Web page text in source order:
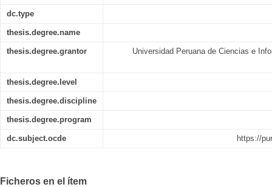
dc.type
thesis.degree.name
thesis.degree.grantor Universidad Peruana de Ciencias e
thesis.degree.level
thesis.degree.discipline
thesis.degree.program
dc.subject.ocde https://
Ficheros en el ítem